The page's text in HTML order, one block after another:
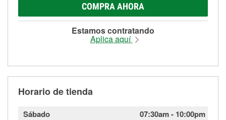
COMPRA AHORA
Estamos contratando
Aplica aquí
Horario de tienda
Sábado 07:30am- 10:00pm